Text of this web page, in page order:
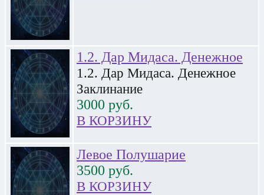
1.2. Дар Мидаса. Денежное
1.2. Дар Мидаса. Денежное
Заклинание
3000 руб.
В КОРЗИНУ
Левое Полушарие
3500 руб.
В КОРЗИНУ